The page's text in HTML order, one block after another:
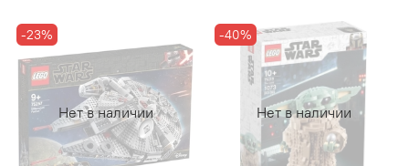
Нет в наличии
-23%
Нет в наличии
-40%